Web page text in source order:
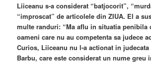
Liiceanu s-a considerat “batjocorit”,
“improscat” de articolele din ZIUA. El a
multe randuri: “Ma aflu in situatia penibila
oameni care nu au competenta sa judece
Curios, Liiceanu nu l-a actionat in
Barbu, care este considerat un nume greu